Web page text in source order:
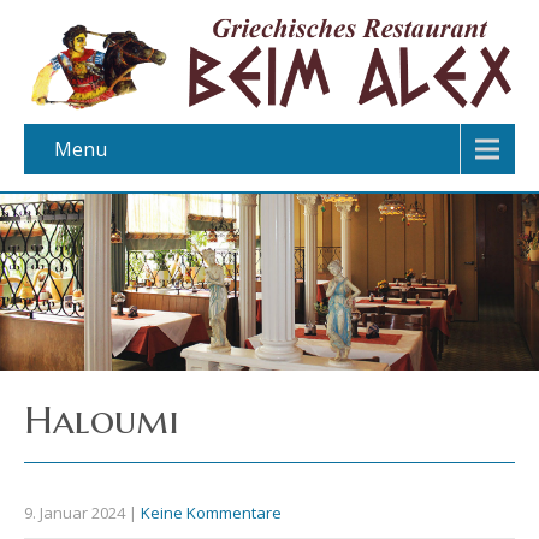
Menu
Haloumi
9. Januar 2024 | Keine Kommentare